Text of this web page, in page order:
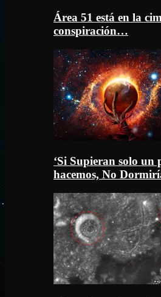
Área 51 está en la
conspiración…
‘Si Supieran solo un
hacemos, No